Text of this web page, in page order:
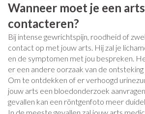
Wanneer moet je een arts
contacteren?
Bij intense gewrichtspijn, roodheid of
contact op met jouw arts. Hij zal je
en de symptomen met jou bespreken.
er een andere oorzaak van de ontsteking
Om te ontdekken of er verhoogd
jouw arts een bloedonderzoek
gevallen kan een röntgenfoto meer